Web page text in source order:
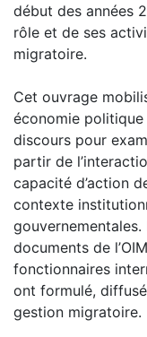
début des années
rôle et de ses
migratoire.
Cet ouvrage
économie
discours pour
partir de
capacité d’action
contexte
gouvernementales.
documents de
fonctionnaires
ont formulé,
gestion migratoire.